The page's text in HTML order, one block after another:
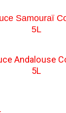
Samouraï
5L
Andalouse
5L